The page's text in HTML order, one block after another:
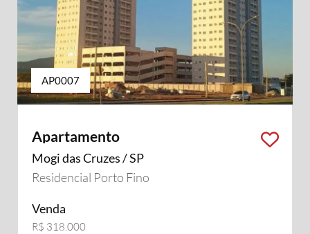
AP0007
Apartamento
Mogi das Cruzes / SP
Residencial Porto Fino
Venda
R$ 318.000